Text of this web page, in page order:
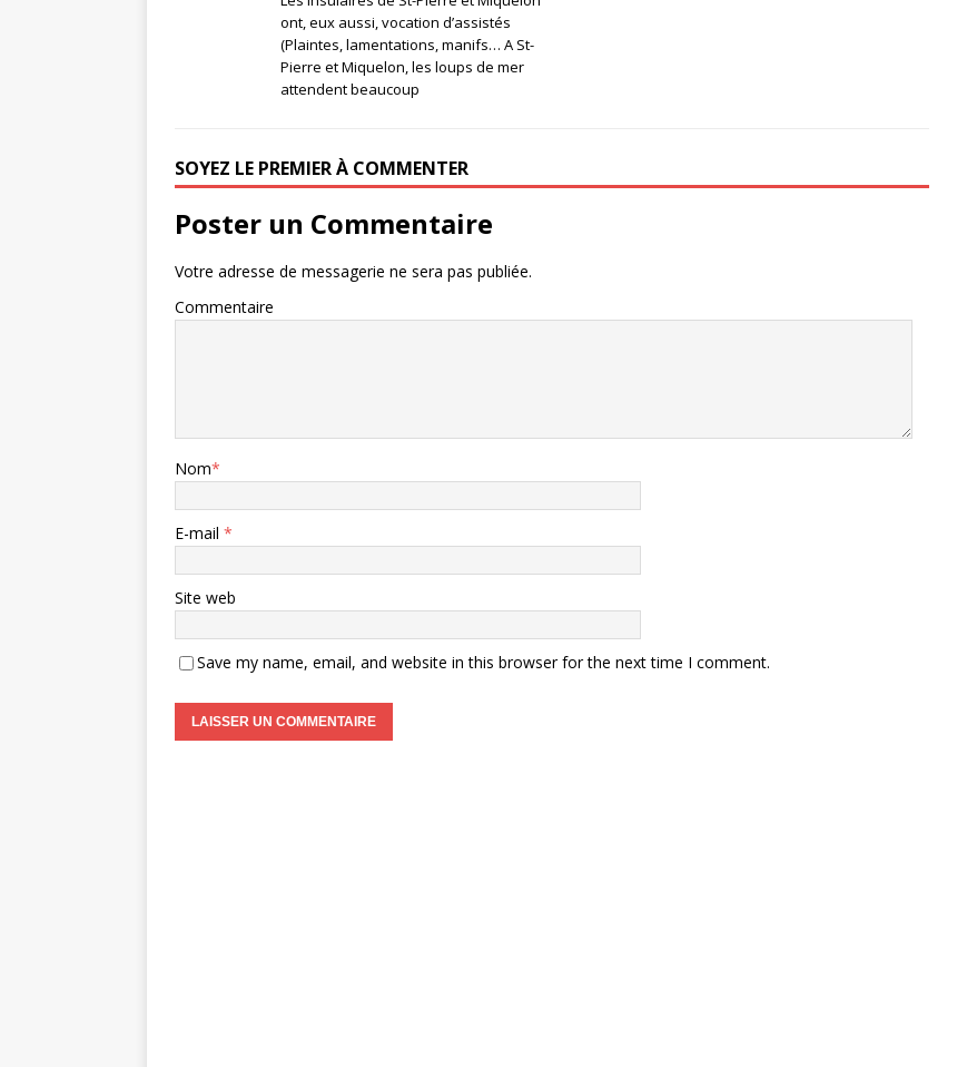
ont, eux aussi, vocation d’assistés
(Plaintes, lamentations, manifs… A St-
Pierre et Miquelon, les loups de mer
attendent beaucoup
SOYEZ LE PREMIER À COMMENTER
Poster un Commentaire
Votre adresse de messagerie ne sera pas publiée.
Commentaire
Nom*
E-mail *
Site web
Save my name, email, and website in this browser for the next time I comment.